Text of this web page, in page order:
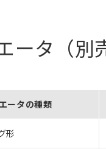
ータ（別
ータの種類
形